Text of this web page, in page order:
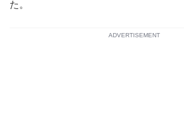
た。
ADVERTISEMENT